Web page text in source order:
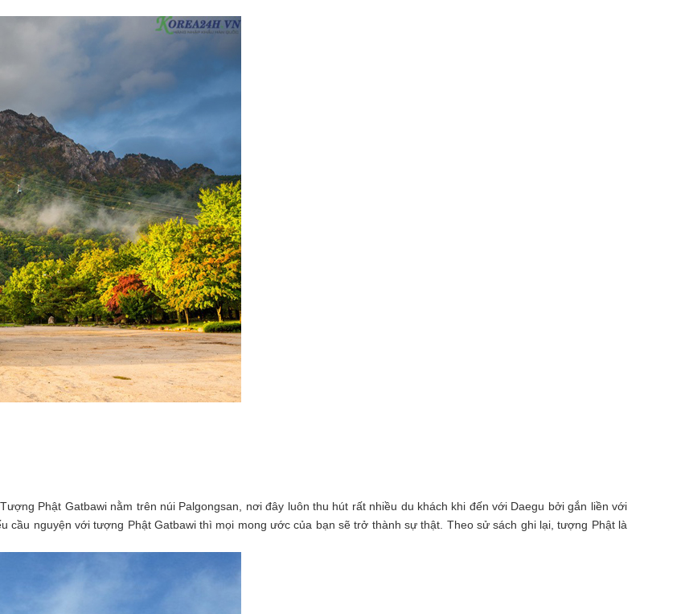
Phật Gatbawi nằm trên núi Palgongsan, nơi đây luôn thu hút rất nhiều du khách khi đến với Daegu bởi gắn liền với
cầu nguyện với tượng Phật Gatbawi thì mọi mong ước của bạn sẽ trở thành sự thật. Theo sử sách ghi lại, tượng Phật là